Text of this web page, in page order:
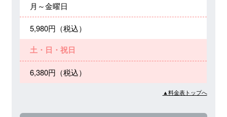
月～金曜日
5,980円（税込）
土・日・祝日
6,380円（税込）
▲料金表トップへ